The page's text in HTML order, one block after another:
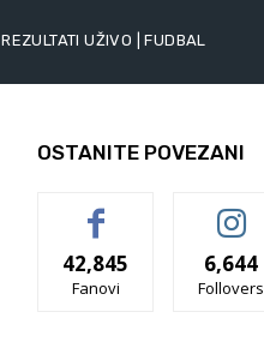
REZULTATI UŽIVO | FUDBAL
OSTANITE POVEZANI
42,845
Fanovi
6,644
Follovers